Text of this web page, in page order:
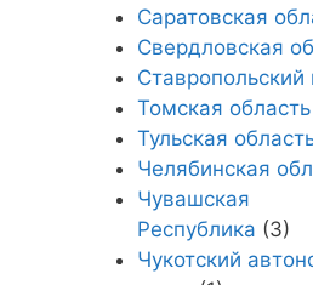
Саратовская
Свердловская
Ставропольский
Томская область
Тульская
Челябинская
Чувашская
Республика (3)
Чукотский